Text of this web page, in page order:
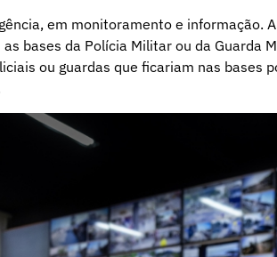
em monitoramento e informação.
bases da Polícia Militar ou da Guarda
ou guardas que ficariam nas bases